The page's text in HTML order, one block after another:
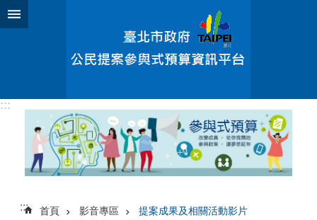
跳到主要內容區塊
:::
::: 首頁 影音專區 提案成果及相關活動影片